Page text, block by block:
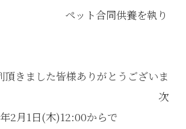
て ペット合同供養を執り
。
した皆様ありがとうございま
。 次
2月1日(木)12:00からで